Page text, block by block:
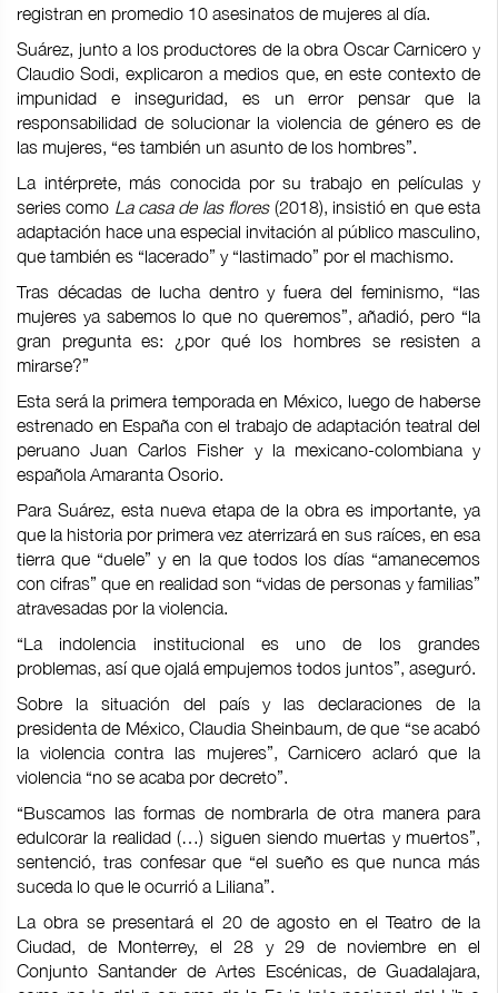
registran en promedio 10 asesinatos de mujeres al día.
Suárez, junto a los productores de la obra Oscar Carnicero y
Claudio Sodi, explicaron a medios que, en este contexto de
impunidad e inseguridad, es un error pensar que la
responsabilidad de solucionar la violencia de género es de
las mujeres, “es también un asunto de los hombres”.
La intérprete, más conocida por su trabajo en películas y
series como La casa de las flores(2018), insistió en que esta
adaptación hace una especial invitación al público masculino,
que también es “lacerado” y “lastimado” por el machismo.
Tras décadas de lucha dentro y fuera del feminismo, “las
mujeres ya sabemos lo que no queremos”, añadió, pero “la
gran pregunta es: ¿por qué los hombres se resisten a
mirarse?”
Esta será la primera temporada en México, luego de haberse
estrenado en España con el trabajo de adaptación teatral del
peruano Juan Carlos Fisher y la mexicano-colombiana y
española Amaranta Osorio.
Para Suárez, esta nueva etapa de la obra es importante, ya
que la historia por primera vez aterrizará en sus raíces, en esa
tierra que “duele” y en la que todos los días “amanecemos
con cifras” que en realidad son “vidas de personas y familias”
atravesadas por la violencia.
“La indolencia institucional es uno de los grandes
problemas, así que ojalá empujemos todos juntos”, aseguró.
Sobre la situación del país y las declaraciones de la
presidenta de México, Claudia Sheinbaum, de que “se acabó
la violencia contra las mujeres”, Carnicero aclaró que la
violencia “no se acaba por decreto”.
“Buscamos las formas de nombrarla de otra manera para
edulcorar la realidad (…) siguen siendo muertas y muertos”,
sentenció, tras confesar que “el sueño es que nunca más
suceda lo que le ocurrió a Liliana”.
La obra se presentará el 20 de agosto en el Teatro de la
Ciudad, de Monterrey, el 28 y 29 de noviembre en el
Conjunto Santander de Artes Escénicas, de Guadalajara,